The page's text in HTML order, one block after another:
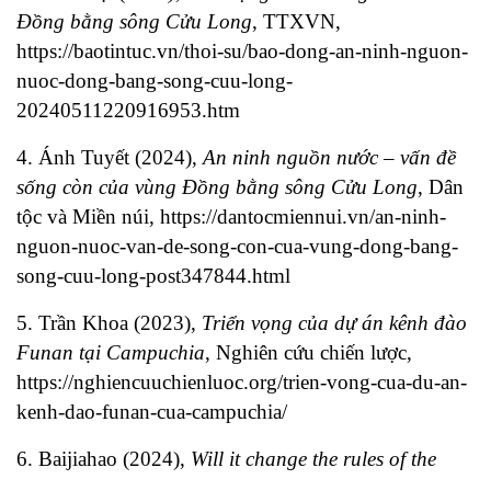
Đồng bằng sông Cửu Long, TTXVN,
https://baotintuc.vn/thoi-su/bao-dong-an-ninh-nguon-
nuoc-dong-bang-song-cuu-long-
20240511220916953.htm
4. Ánh Tuyết (2024),An ninh nguồn nước – vấn đề
sống còn của vùng Đồng bằng sông Cửu Long, Dân
tộc và Miền núi, https://dantocmiennui.vn/an-ninh-
nguon-nuoc-van-de-song-con-cua-vung-dong-bang-
song-cuu-long-post347844.html
5. Trần Khoa (2023), Triển vọng của dự án kênh đào
Funan tại Campuchia, Nghiên cứu chiến lược,
https://nghiencuuchienluoc.org/trien-vong-cua-du-an-
kenh-dao-funan-cua-campuchia/
6. Baijiahao (2024), Will it change the rules of the